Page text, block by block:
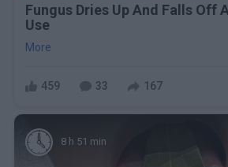
Fungus Dries Up And Falls Off
Use
More
459 33 167
8 h 51 min